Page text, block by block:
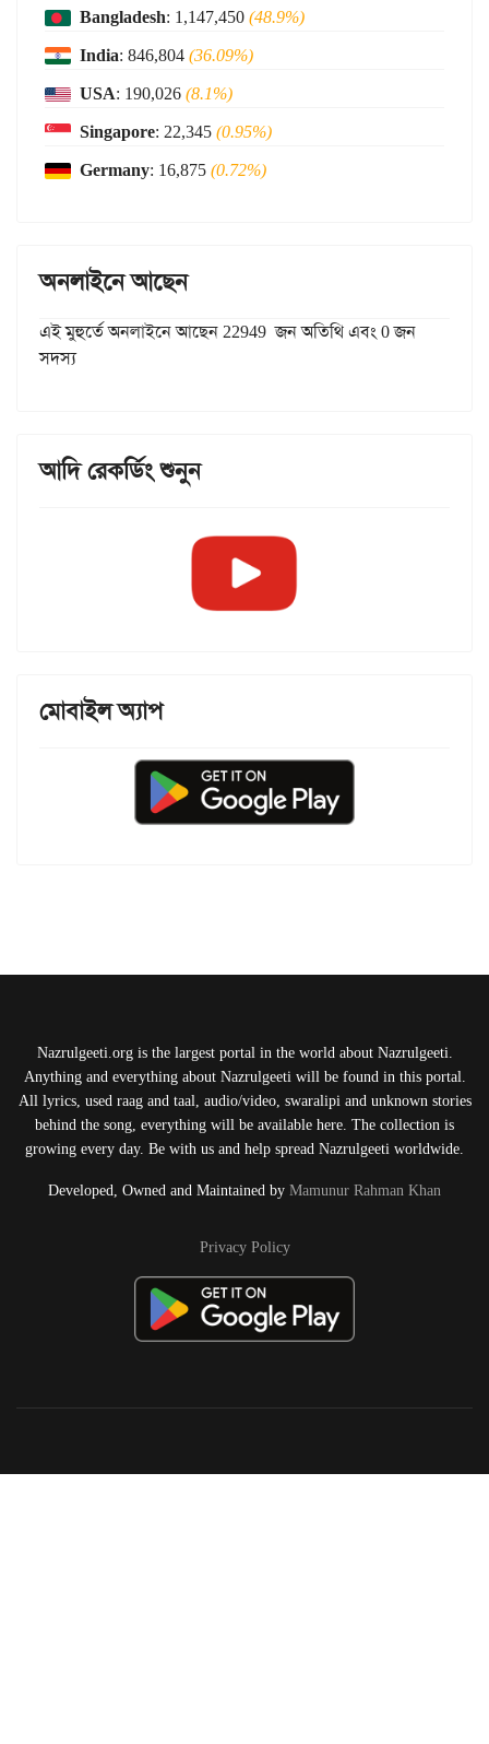
Bangladesh: 1,147,450(48.9%)
India: 846,804(36.09%)
USA: 190,026(8.1%)
Singapore: 22,345(0.95%)
Germany: 16,875(0.72%)
অনলাইনে আছেন
এই মুহুর্তে অনলাইনে আছেন 22949 জন অতিথি এবং 0 জন
সদস্য
আদি রেকর্ডিং শুনুন
মোবাইল অ্যাপ
Nazrulgeeti.org is the largest portal in the world about Nazrulgeeti.
Anything and everything about Nazrulgeeti will be found in this portal.
All lyrics, used raag and taal, audio/video, swaralipi and unknown stories
behind the song, everything will be available here. The collection is
growing every day. Be with us and help spread Nazrulgeeti worldwide.
Developed, Owned and Maintained by Mamunur Rahman Khan
Privacy Policy